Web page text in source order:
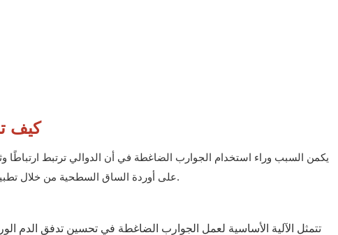
كيف
يكمن السبب وراء استخدام الجوارب الضاغطة في أن الدوالي ترتبط
على أوردة الساق السطحية من خلال تطبيق ضغط خارجي ثابت، مما يُحسّن الدورة الدموية في الأطراف السفلية.
تتمثل الآلية الأساسية لعمل الجوارب الضاغطة في تحسين تدفق الدم